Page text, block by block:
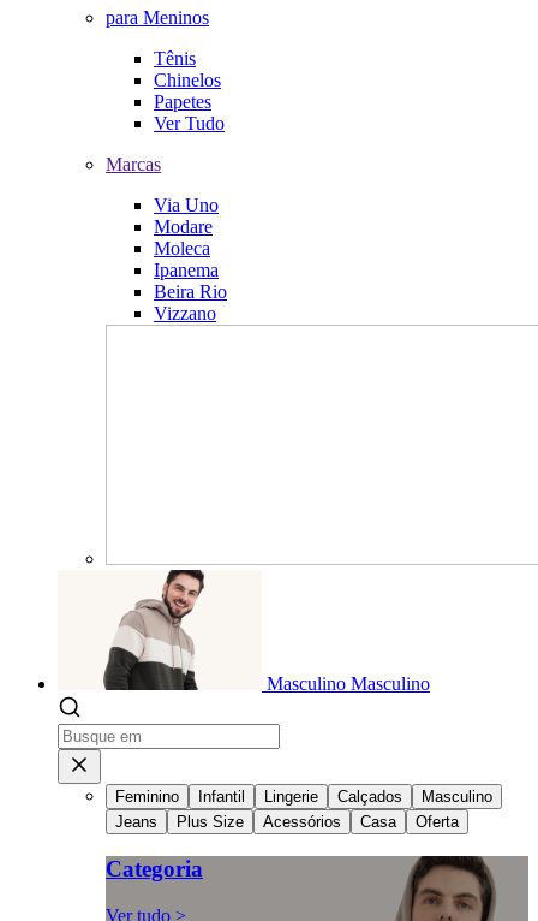
para Meninos
Tênis
Chinelos
Papetes
Ver Tudo
Marcas
Via Uno
Modare
Moleca
Ipanema
Beira Rio
Vizzano
Masculino Masculino
Feminino Infantil Lingerie Calçados
Masculino
Jeans
Plus Size Acessórios Casa Oferta
Categoria
Ver tudo >